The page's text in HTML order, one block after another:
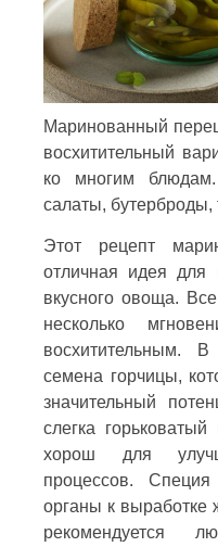
Маринованный
восхитительный
ко многим
салаты, бутерброды,
Этот рецепт
отличная идея для
вкусного овоща.
несколько
восхитительным.
семена горчицы,
значительный
слегка
хорош для
процессов.
органы к выработке
рекомендуется